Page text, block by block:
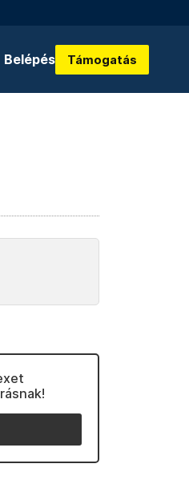
Belépés Támogatás